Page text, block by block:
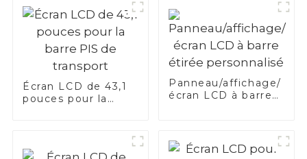
Écran LCD de 43,1
pouces pour la
Panneau/affichage/
écran LCD à barre